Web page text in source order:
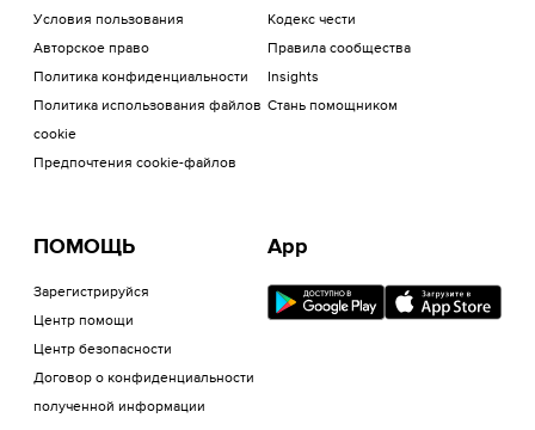
Условия пользования
Авторское право
Политика конфиденциальности
Политика использования файлов
cookie
Предпочтения cookie-файлов
Кодекс чести
Правила сообщества
Insights
Стань помощником
ПОМОЩЬ
Зарегистрируйся
Центр помощи
Центр безопасности
Договор о конфиденциальности
полученной информации
App